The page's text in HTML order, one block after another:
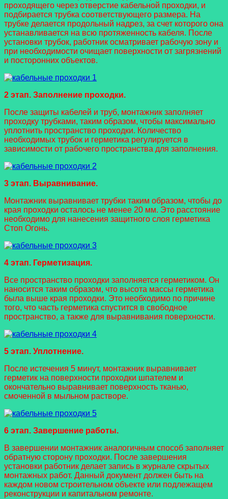
проходящего через отверстие кабельной проходки, и
подбирается трубка соответствующего размера. На
трубке делается продольный надрез, за счет которого она
устанавливается на всю протяженность кабеля. После
установки трубок, работник осматривает рабочую зону и
при необходимости очищает поверхности от загрязнений
и посторонних объектов.
2 этап. Заполнение проходки.
После защиты кабелей и труб, монтажник заполняет
проходку трубками, таким образом, чтобы максимально
уплотнить пространство проходки. Количество
необходимых трубок и герметика регулируется в
зависимости от рабочего пространства для заполнения.
3 этап. Выравнивание.
Монтажник выравнивает трубки таким образом, чтобы до
края проходки осталось не менее 20 мм. Это расстояние
необходимо для нанесения защитного слоя герметика
Стоп Огонь.
4 этап. Герметизация.
Все пространство проходки заполняется герметиком. Он
наносится таким образом, что высота массы герметика
была выше края проходки. Это необходимо по причине
того, что часть герметика спустится в свободное
пространство, а также для выравнивания поверхности.
5 этап. Уплотнение.
После истечения 5 минут, монтажник выравнивает
герметик на поверхности проходки шпателем и
окончательно выравнивает поверхность тканью,
смоченной в мыльном растворе.
6 этап. Завершение работы.
В завершении монтажник аналогичным способ заполняет
обратную сторону проходки. После завершения
установки работник делает запись в журнале скрытых
монтажных работ. Данный документ должен быть на
каждом новом строительном объекте или подлежащем
реконструкции и капитальном ремонте.